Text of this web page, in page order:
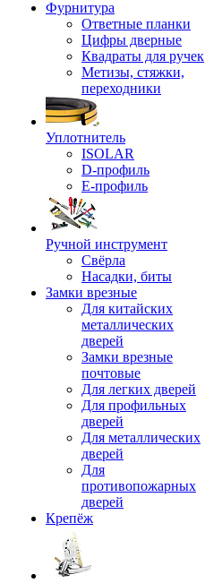
Фурнитура
Ответные планки
Цифры дверные
Квадраты для ручек
Метизы, стяжки,
переходники
Уплотнитель
ISOLAR
D-профиль
Е-профиль
Ручной инструмент
Свёрла
Насадки, биты
Замки врезные
Для китайских
металлических
дверей
Замки врезные
почтовые
Для легких дверей
Для профильных
дверей
Для металлических
дверей
Для
противопожарных
дверей
Крепёж